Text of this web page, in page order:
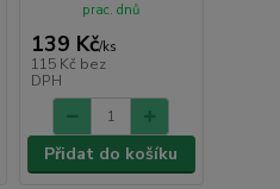
139 Kč/ks
115 Kč bez
DPH
prac. dnů
Přidat do košíku